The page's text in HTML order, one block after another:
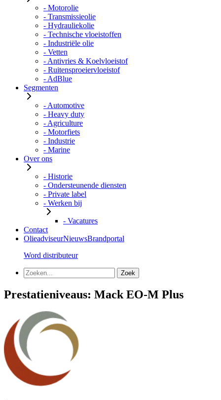
- Motorolie
- Transmissieolie
- Hydrauliekolie
- Technische vloeistoffen
- Industriële olie
- Vetten
- Antivries & Koelvloeistof
- Ruitensproeiervloeistof
- AdBlue
Segmenten
- Automotive
- Heavy duty
- Agriculture
- Motorfiets
- Industrie
- Marine
Over ons
- Historie
- Ondersteunende diensten
- Private label
- Werken bij
- Vacatures
Contact
OlieadviseurNieuwsBrandportal
Word distributeur
Prestatieniveaus: Mack EO-M Plus